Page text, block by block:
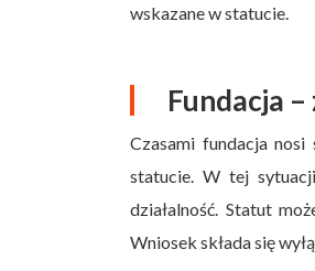
wskazane w statucie.
Fundacja
Czasami fundacja nosi
statucie. W tej
działalność. Statut
Wniosek składa się